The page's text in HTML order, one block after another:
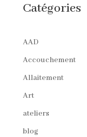
Catégories
AAD
Accouchement
Allaitement
Art
ateliers
blog